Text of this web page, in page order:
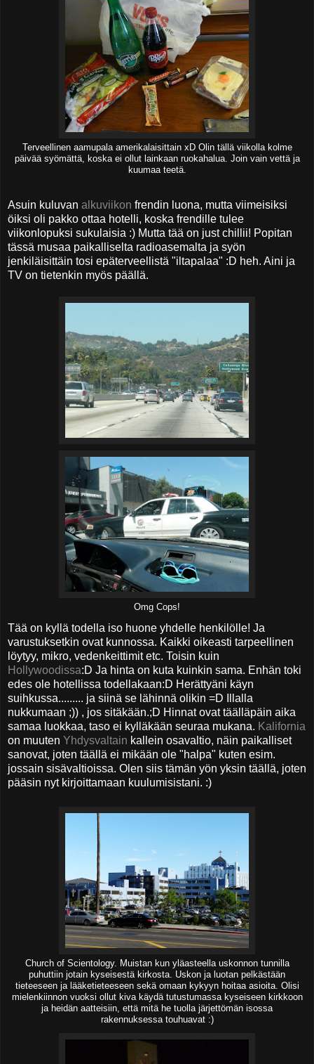
Terveellinen aamupala amerikalaisittain xD Olin tällä viikolla kolme
päivää syömättä, koska ei ollut lainkaan ruokahalua. Join vain vettä ja
kuumaa teetä.
Asuin kuluvan alkuviikon frendin luona, mutta viimeisiksi
öiksi oli pakko ottaa hotelli, koska frendille tulee
viikonlopuksi sukulaisia :) Mutta tää on just chillii! Popitan
tässä musaa paikalliselta radioasemalta ja syön
jenkiläisittäin tosi epäterveellistä "iltapalaa" :D heh. Aini ja
TV on tietenkin myös päällä.
Omg Cops!
Tää on kyllä todella iso huone yhdelle henkilölle! Ja
varustuksetkin ovat kunnossa. Kaikki oikeasti tarpeellinen
löytyy, mikro, vedenkeittimit etc. Toisin kuin
Hollywoodissa:D Ja hinta on kuta kuinkin sama. Enhän toki
edes ole hotellissa todellakaan:D Herättyäni käyn
suihkussa......... ja siinä se lähinnä olikin =D Illalla
nukkumaan ;)) , jos sitäkään.;D Hinnat ovat täälläpäin aika
samaa luokkaa, taso ei kylläkään seuraa mukana. Kalifornia
on muuten Yhdysvaltain kallein osavaltio, näin paikalliset
sanovat, joten täällä ei mikään ole "halpa" kuten esim.
jossain sisävaltioissa. Olen siis tämän yön yksin täällä, joten
pääsin nyt kirjoittamaan kuulumisistani. :)
Church of Scientology. Muistan kun yläasteella uskonnon tunnilla
puhuttiin jotain kyseisestä kirkosta. Uskon ja luotan pelkästään
tieteeseen ja lääketieteeseen sekä omaan kykyyn hoitaa asioita. Olisi
mielenkiinnon vuoksi ollut kiva käydä tutustumassa kyseiseen kirkkoon
ja heidän aatteisiin, että mitä he tuolla järjettömän isossa
rakennuksessa touhuavat :)